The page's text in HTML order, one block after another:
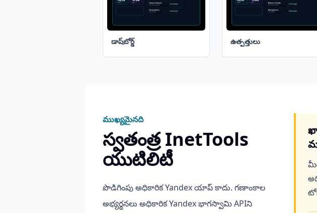
డాష్‌బోర్డ్ ఉత్పత్తులు
ముఖ్యమైనది
స్వతంత్ర InetTools
యుటిలిటీ
పొడిగింపు అధికారిక Yandex యాప్ కాదు. గణాంకాల
అభ్యర్థనలు అధికారిక Yandex భాగస్వామి APIని